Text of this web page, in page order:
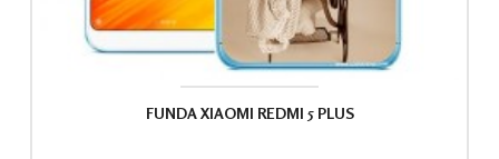
FUNDA XIAOMI REDMI 5 PLUS